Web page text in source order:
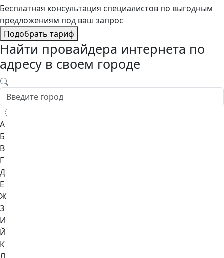
Бесплатная консультация специалистов по выгодным
предложениям под ваш запрос
Подобрать тариф
Найти провайдера интернета по
адресу в своем городе
〈
А
Б
В
Г
Д
Е
Ж
З
И
Й
К
Л